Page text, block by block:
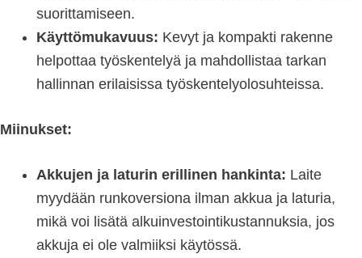
suorittamiseen.
Käyttömukavuus: Kevyt ja kompakti rakenne
helpottaa työskentelyä ja mahdollistaa tarkan
hallinnan erilaisissa työskentelyolosuhteissa.
Miinukset:
Akkujen ja laturin erillinen hankinta: Laite
myydään runkoversiona ilman akkua ja laturia,
mikä voi lisätä alkuinvestointikustannuksia, jos
akkuja ei ole valmiiksi käytössä.